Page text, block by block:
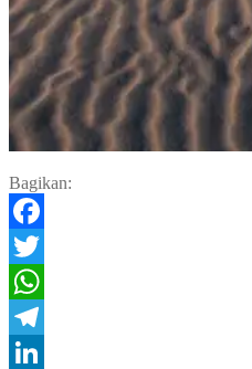
Bagikan:
Facebook
Twitter
WhatsApp
Telegram